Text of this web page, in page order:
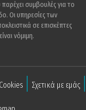
συμβουλές για το
Οι υπηρεσίες των
σε επισκέπτες
νόμιμη.
Σχετικά με εμάς